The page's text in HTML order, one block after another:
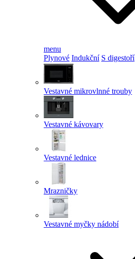
menu
Plynové Indukční S digestoří
Vestavné mikrovlnné trouby
Vestavné kávovary
Vestavné lednice
Mrazničky
Vestavné myčky nádobí